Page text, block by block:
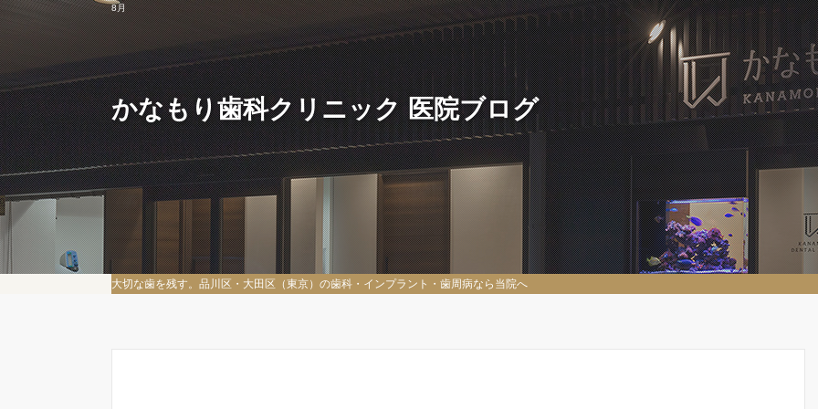
8月
かなもり歯科クリニック 医院ブログ
大切な歯を残す。品川区・大田区（東京）の歯科・インプラント・歯周病なら当院へ